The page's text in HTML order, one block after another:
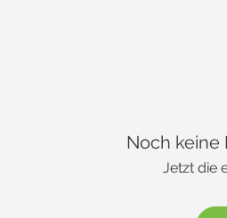
Noch keine
Jetzt die